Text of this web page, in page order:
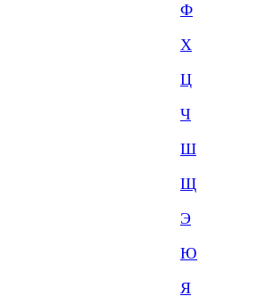
Ф
Х
Ц
Ч
Ш
Щ
Э
Ю
Я